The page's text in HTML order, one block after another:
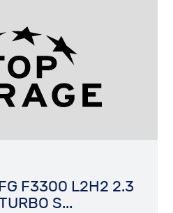
F3300 L2H2 2.3
S...